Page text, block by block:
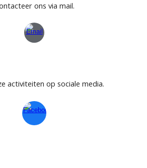
ons via mail.
activiteiten op sociale media.